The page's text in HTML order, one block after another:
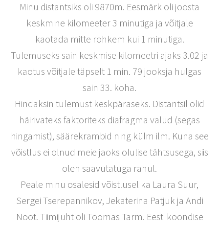
Minu distantsiks oli 9870m. Eesmärk oli joosta
keskmine kilomeeter 3 minutiga ja võitjale
kaotada mitte rohkem kui 1 minutiga.
Tulemuseks sain keskmise kilomeetri ajaks 3.02 ja
kaotus võitjale täpselt 1 min. 79 jooksja hulgas
sain 33. koha.
Hindaksin tulemust keskpäraseks. Distantsil olid
häirivateks faktoriteks diafragma valud (segas
hingamist), säärekrambid ning külm ilm. Kuna see
võistlus ei olnud meie jaoks olulise tähtsusega, siis
olen saavutatuga rahul.
Peale minu osalesid võistlusel ka Laura Suur,
Sergei Tserepannikov, Jekaterina Patjuk ja Andi
Noot. Tiimijuht oli Toomas Tarm. Eesti koondise